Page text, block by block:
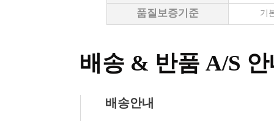
배송 & 반품 A/S
배송안내
품질보증기준
기